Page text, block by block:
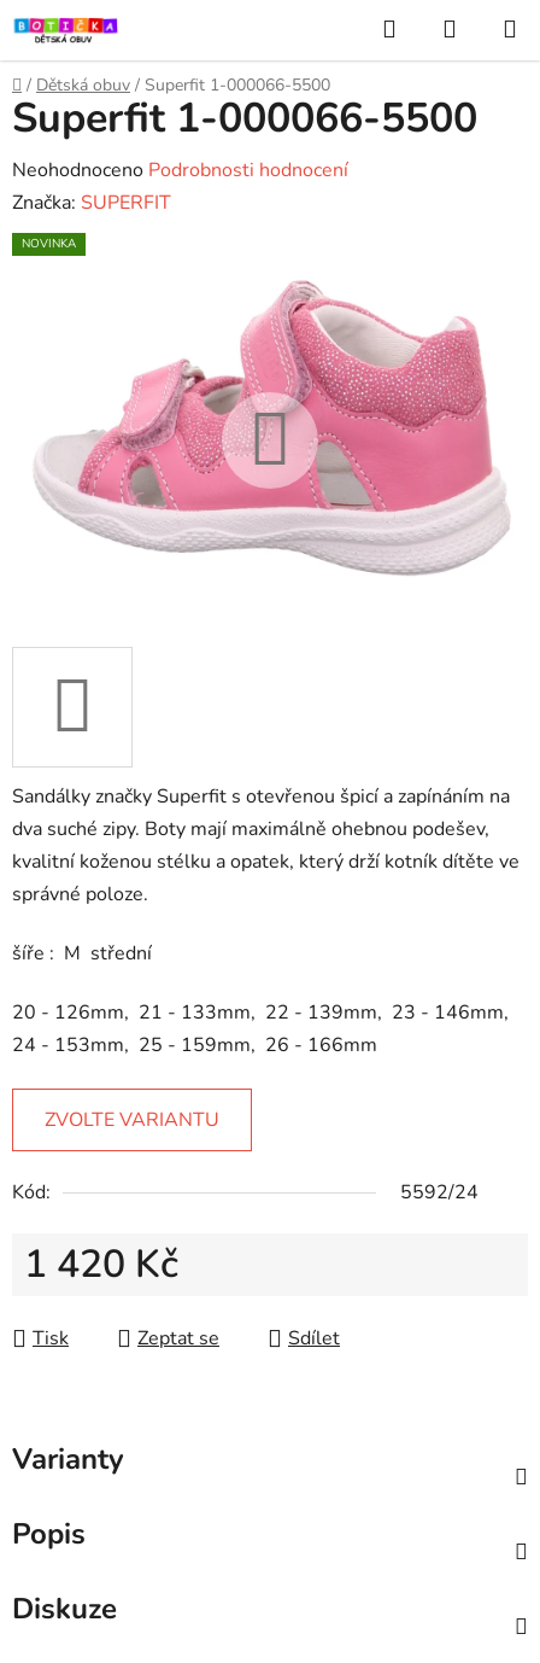
Přejít
na
obsah
Hledat
KOŠÍK
Domů
/ Dětská obuv / Superfit 1-000066-5500
Sandálky značky Superfit s otevřenou špicí a zapínáním na
dva suché zipy. Boty mají maximálně ohebnou podešev,
kvalitní koženou stélku a opatek, který drží kotník dítěte ve
správné poloze.
šíře : M střední
20 - 126mm, 21 - 133mm, 22 - 139mm, 23 - 146mm,
24 - 153mm, 25 - 159mm, 26 - 166mm
ZVOLTE VARIANTU
Kód: 5592/24
1 420 Kč
Tisk
Zeptat se Sdílet
Superfit 1-000066-5500
Průměrné
hodnocení
produktu
Neohodnoceno Podrobnosti hodnocení
Značka: SUPERFIT
NOVINKA
Varianty
Popis
Diskuze